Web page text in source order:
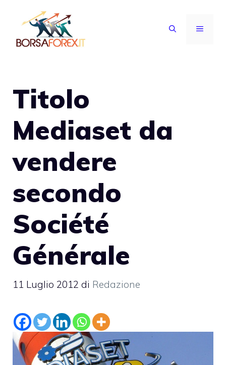
contenuto
MENU
Titolo
Mediaset da
vendere
secondo
Société
Générale
11 Luglio 2012 di Redazione